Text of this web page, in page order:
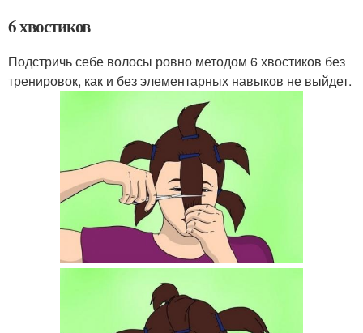
6 хвостиков
Подстричь себе волосы ровно методом 6 хвостиков без
тренировок, как и без элементарных навыков не выйдет.